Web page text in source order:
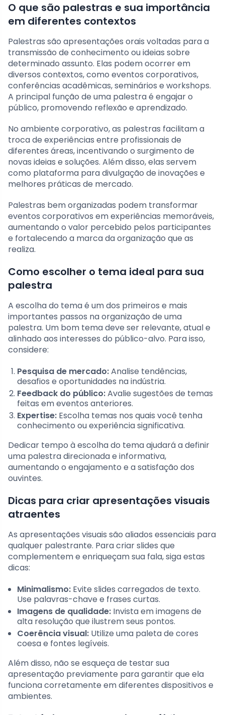
O que são palestras e sua importância
em diferentes contextos
Palestras são apresentações orais voltadas para a
transmissão de conhecimento ou ideias sobre
determinado assunto. Elas podem ocorrer em
diversos contextos, como eventos corporativos,
conferências acadêmicas, seminários e workshops.
A principal função de uma palestra é engajar o
público, promovendo reflexão e aprendizado.
No ambiente corporativo, as palestras facilitam a
troca de experiências entre profissionais de
diferentes áreas, incentivando o surgimento de
novas ideias e soluções. Além disso, elas servem
como plataforma para divulgação de inovações e
melhores práticas de mercado.
Palestras bem organizadas podem transformar
eventos corporativos em experiências memoráveis,
aumentando o valor percebido pelos participantes
e fortalecendo a marca da organização que as
realiza.
Como escolher o tema ideal para sua
palestra
A escolha do tema é um dos primeiros e mais
importantes passos na organização de uma
palestra. Um bom tema deve ser relevante, atual e
alinhado aos interesses do público-alvo. Para isso,
considere:
Pesquisa de mercado:Analise tendências,
desafios e oportunidades na indústria.
Feedback do público:Avalie sugestões de temas
feitas em eventos anteriores.
Expertise: Escolha temas nos quais você tenha
conhecimento ou experiência significativa.
Dedicar tempo à escolha do tema ajudará a definir
uma palestra direcionada e informativa,
aumentando o engajamento e a satisfação dos
ouvintes.
Dicas para criar apresentações visuais
atraentes
As apresentações visuais são aliados essenciais para
qualquer palestrante. Para criar slides que
complementem e enriqueçam sua fala, siga estas
dicas:
Minimalismo: Evite slides carregados de texto.
Use palavras-chave e frases curtas.
Imagens de qualidade: Invista em imagens de
alta resolução que ilustrem seus pontos.
Coerência visual: Utilize uma paleta de cores
coesa e fontes legíveis.
Além disso, não se esqueça de testar sua
apresentação previamente para garantir que ela
funciona corretamente em diferentes dispositivos e
ambientes.